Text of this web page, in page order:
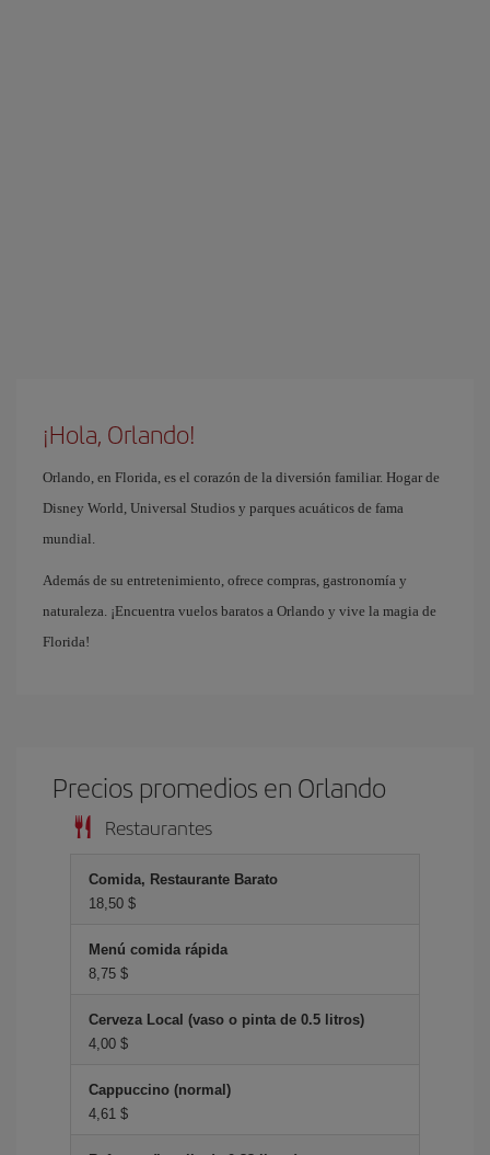
¡Hola, Orlando!
Orlando, en Florida, es el corazón de la diversión familiar. Hogar de
Disney World, Universal Studios y parques acuáticos de fama
mundial.
Además de su entretenimiento, ofrece compras, gastronomía y
naturaleza. ¡Encuentra vuelos baratos a Orlando y vive la magia de
Florida!
Precios promedios en Orlando
Restaurantes
Comida, Restaurante Barato
18,50 $
Menú comida rápida
8,75 $
Cerveza Local (vaso o pinta de 0.5 litros)
4,00 $
Cappuccino (normal)
4,61 $